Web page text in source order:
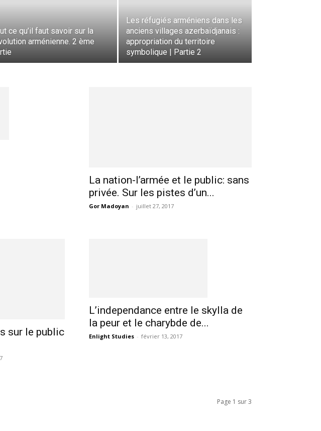
ce qu’il faut savoir sur la
arménienne. 2 ème
Les réfugiés arméniens dans les
anciens villages azerbaïdjanais :
appropriation du territoire
symbolique | Partie 2
La nation-l’armée et le public: sans
privée. Sur les pistes d’un...
Gor Madoyan - juillet 27, 2017
sur le public
L’independance entre le skylla de
la peur et le charybde de...
Enlight Studies - février 13, 2017
Page 1 sur 3